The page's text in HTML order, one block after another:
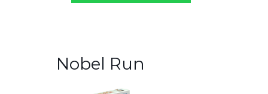
Nobel Run